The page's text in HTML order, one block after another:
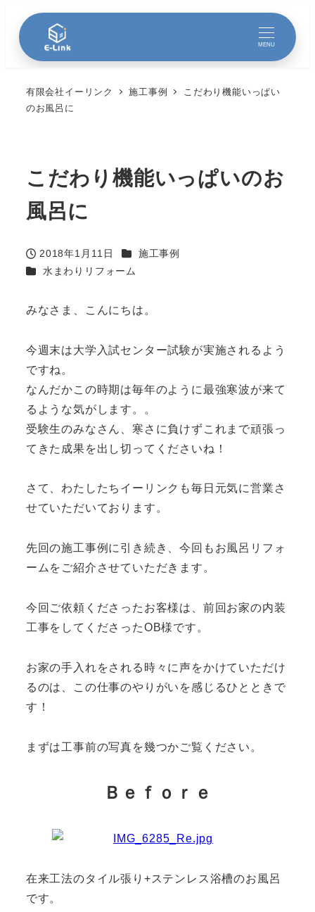
MENU
有限会社イーリンク 施工事例
こだわり機能いっぱい
のお風呂に
こだわり機能いっぱいのお
風呂に
投稿日
2018年1月11日 カテゴリー
施工事例
カテゴリー
水まわりリフォーム
みなさま、こんにちは。
今週末は大学入試センター試験が実施されるよう
ですね。
なんだかこの時期は毎年のように最強寒波が来て
るような気がします。。
受験生のみなさん、寒さに負けずこれまで頑張っ
てきた成果を出し切ってくださいね！
さて、わたしたちイーリンクも毎日元気に営業さ
せていただいております。
先回の施工事例に引き続き、今回もお風呂リフォ
ームをご紹介させていただきます。
今回ご依頼くださったお客様は、前回お家の内装
工事をしてくださったOB様です。
お家の手入れをされる時々に声をかけていただけ
るのは、この仕事のやりがいを感じるひとときで
す！
まずは工事前の写真を幾つかご覧ください。
Ｂｅｆｏｒｅ
在来工法のタイル張り+ステンレス浴槽のお風呂
です。